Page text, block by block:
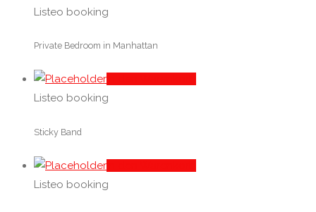
Listeo booking
Private Bedroom in Manhattan
Listeo booking
Sticky Band
Listeo booking